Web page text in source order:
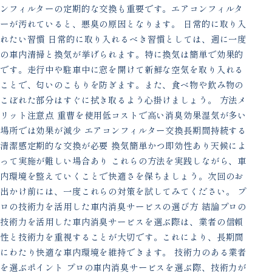
ンフィルターの定期的な交換も重要です。エアコンフィルタ
ーが汚れていると、悪臭の原因となります。 日常的に取り入
れたい習慣 日常的に取り入れるべき習慣としては、週に一度
の車内清掃と換気が挙げられます。特に換気は簡単で効果的
です。走行中や駐車中に窓を開けて新鮮な空気を取り入れる
ことで、匂いのこもりを防ぎます。また、食べ物や飲み物の
こぼれた部分はすぐに拭き取るよう心掛けましょう。 方法メ
リット注意点 重曹を使用低コストで高い消臭効果湿気が多い
場所では効果が減少 エアコンフィルター交換長期間持続する
清潔感定期的な交換が必要 換気簡単かつ即効性あり天候によ
って実施が難しい場合あり これらの方法を実践しながら、車
内環境を整えていくことで快適さを保ちましょう。次回のお
出かけ前には、一度これらの対策を試してみてください。 プ
ロの技術力を活用した車内消臭サービスの選び方 結論プロの
技術力を活用した車内消臭サービスを選ぶ際は、業者の信頼
性と技術力を重視することが大切です。これにより、長期間
にわたり快適な車内環境を維持できます。 技術力のある業者
を選ぶポイント プロの車内消臭サービスを選ぶ際、技術力が